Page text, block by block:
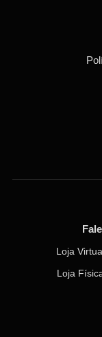
Loja
Loja